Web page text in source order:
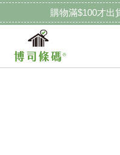
購物滿$100才出